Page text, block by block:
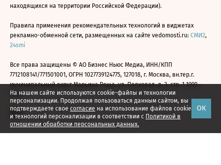
На нашем сайте используются cookie-файлы и технологии
персонализации. Продолжая пользоваться данным сайтом, вы
подтверждаете свое согласие на использование файлов cookie
и технологий персонализации в соответствии с Политикой в
отношении обработки персональных данных.
ОК
находящихся на территории Российской Федерации).
Правила применения рекомендательных технологий в виджетах
рекламно-обменной сети, размещенных на сайте vedomosti.ru: СМИ2,
24smi
Все права защищены © АО Бизнес Ньюс Медиа, ИНН/КПП
7712108141/771501001, ОГРН 1027739124775, 127018, г. Москва, вн.тер.г.
муниципальный округ Марьина Роща, ул. Полковая, д. 3, стр. 1 1999—
2026